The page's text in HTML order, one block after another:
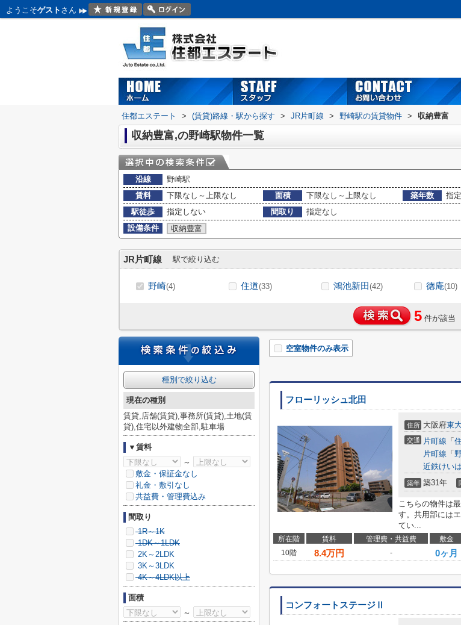
ようこそゲスト さん
住都エステート > (賃貸)路線・駅から探す > JR片町線 > 野崎駅の賃貸物件 > 収納豊富
収納豊富,の野崎駅物件一覧
沿線
野崎駅
賃料
下限なし～上限なし 面積 下限なし～上限なし 築年数
指
駅徒歩
指定しない 間取り
指定なし
設備条件
収納豊富
JR片町線 駅で絞り込む
野崎(4) 住道(33) 鴻池新田(42) 徳庵(10)
5 件が該当
空室物件のみ表示
フローリッシュ北田
住所 大阪府東
交通 片町線 「
片町線 「
近鉄けい
築年 築31年
こちらの物件は
す。共用部には
てい...
所在階 賃料 管理費・共益費 敷金
10階
8.4万円 - 0ヶ月
コンフォートステージⅡ
種別で絞り込む
現在の種別
賃貸,店舗(賃貸),事務所(賃貸),土地(賃
貸),住宅以外建物全部,駐車場
▼賃料
～
敷金・保証金なし
礼金・敷引なし
共益費・管理費込み
間取り
1R～1K
1DK～1LDK
2K～2LDK
3K～3LDK
4K～4LDK以上
面積
～